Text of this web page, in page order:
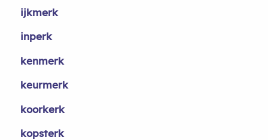
ijkmerk
inperk
kenmerk
keurmerk
koorkerk
kopsterk